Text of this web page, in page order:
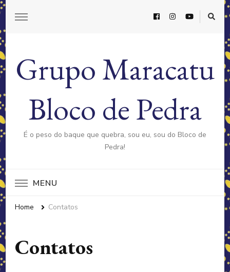
Grupo Maracatu
Bloco de Pedra
É o peso do baque que quebra, sou eu, sou do Bloco de
Pedra!
MENU
Home Contatos
Contatos